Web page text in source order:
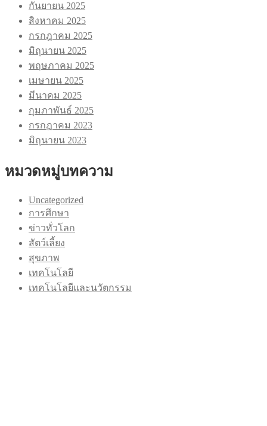
กันยายน 2025
สิงหาคม 2025
กรกฎาคม 2025
มิถุนายน 2025
พฤษภาคม 2025
เมษายน 2025
มีนาคม 2025
กุมภาพันธ์ 2025
กรกฎาคม 2023
มิถุนายน 2023
หมวดหมู่บทความ
Uncategorized
การศึกษา
ข่าวทั่วโลก
สัตว์เลี้ยง
สุขภาพ
เทคโนโลยี
เทคโนโลยีและนวัตกรรม